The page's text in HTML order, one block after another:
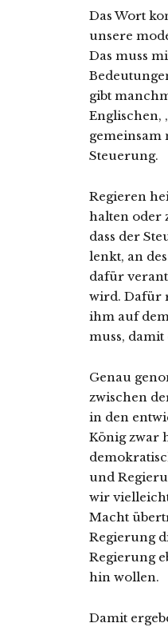
Das Wort
unsere
Das muss
gibt
Englischen,
gemeinsam
Steuerung.
Regieren
halten oder
dass der
lenkt, an
dafür
wird. Dafür
ihm auf
muss,
Genau
zwischen
in den
König zwar
und
wir
Macht
Regierung
Regierung
hin wollen.
Damit